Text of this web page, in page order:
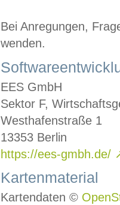
Bei Anregungen,
wenden.
EES GmbH
Sektor F,
Westhafenstraße 1
13353 Berlin
https://ees-gmbh.de/
Kartenmaterial
Kartendaten ©